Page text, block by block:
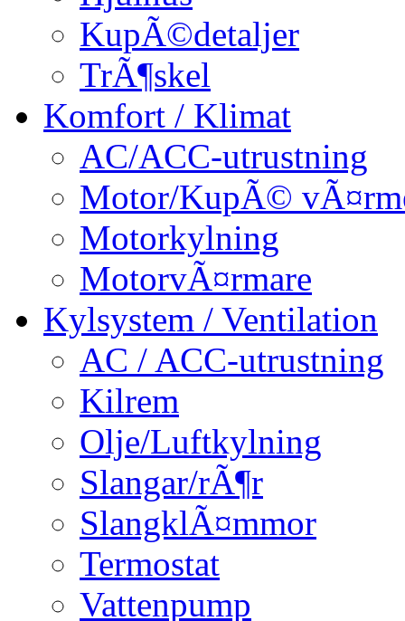
KupÃ©detaljer
TrÃ¶skel
Komfort / Klimat
AC/ACC-utrustning
Motor/KupÃ©
Motorkylning
MotorvÃ¤rmare
Kylsystem / Ventilation
AC / ACC-utrustning
Kilrem
Olje/Luftkylning
Slangar/rÃ¶r
SlangklÃ¤mmor
Termostat
Vattenpump